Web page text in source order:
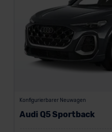
Konfigurierbarer Neuwagen
Audi Q5 Sportback